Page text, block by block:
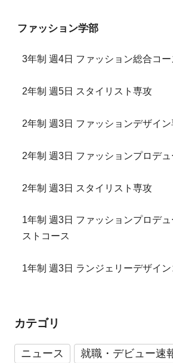
ファッション学部
3年制 週4日 ファッション総合コー
2年制 週5日 スタイリスト専攻
2年制 週3日 ファッションデザイ
2年制 週3日 ファッションプロデ
2年制 週3日 スタイリスト専攻
1年制 週3日 ファッションプロデュ
ストコース
1年制 週3日 ランジェリーデザイン
カテゴリ
ニュース
就職・デビュー速